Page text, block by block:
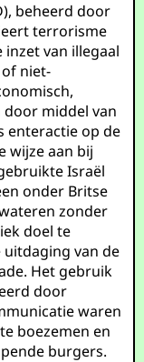
beheerd door
terrorisme
inzet van illegaal
niet-
middel van
enteractie op de
wijze aan bij
Israël
onder Britse
zonder
doel te
van de
Het gebruik
door
waren
boezemen en
burgers.